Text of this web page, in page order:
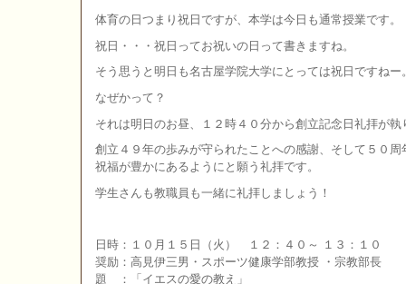
体育の日つまり祝日ですが、本学は今日も通常授業です。
祝日・・・祝日ってお祝いの日って書きますね。
そう思うと明日も名古屋学院大学にとっては祝日ですねー
なぜかって？
それは明日のお昼、１２時４０分から創立記念日礼拝が
創立４９年の歩みが守られたことへの感謝、そして５０
祝福が豊かにあるようにと願う礼拝です。
学生さんも教職員も一緒に礼拝しましょう！
日時：１０月１５日（火） １２：４０～ １３：１０
奨励：高見伊三男・スポーツ健康学部教授 ・宗教部長
題 ：「イエスの愛の教え」